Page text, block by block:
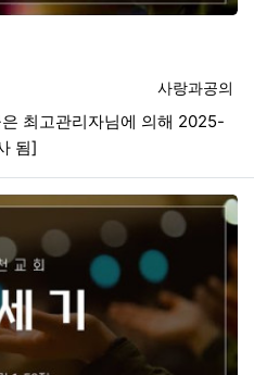
등록자
사랑과공의
최고관리자님에 의해 2025-
됨]